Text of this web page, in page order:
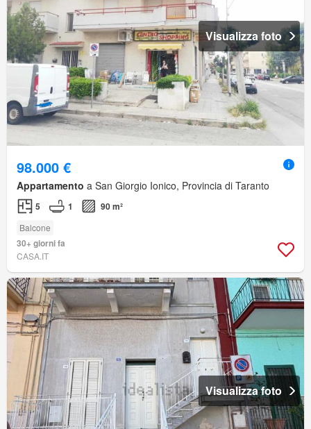
Visualizza foto
98.000 €
Appartamento a San Giorgio Ionico, Provincia di Taranto
5 1 90 m²
Balcone
30+ giorni fa
CASA.IT
Visualizza foto